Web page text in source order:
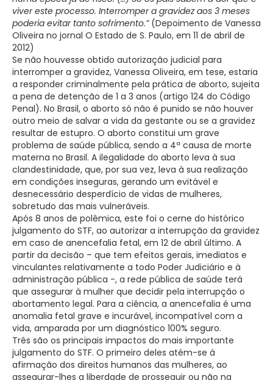
viver este processo. Interromper a gravidez aos 3 meses
poderia evitar tanto sofrimento.”(Depoimento de Vanessa
Oliveira no jornal O Estado de S. Paulo, em 11 de abril de
2012)
Se não houvesse obtido autorização judicial para
interromper a gravidez, Vanessa Oliveira, em tese, estaria
a responder criminalmente pela prática de aborto, sujeita
a pena de detenção de 1 a 3 anos (artigo 124 do Código
Penal). No Brasil, o aborto só não é punido se não houver
outro meio de salvar a vida da gestante ou se a gravidez
resultar de estupro. O aborto constitui um grave
problema de saúde pública, sendo a 4ª causa de morte
materna no Brasil. A ilegalidade do aborto leva à sua
clandestinidade, que, por sua vez, leva à sua realização
em condições inseguras, gerando um evitável e
desnecessário desperdício de vidas de mulheres,
sobretudo das mais vulneráveis.
Após 8 anos de polêmica, este foi o cerne do histórico
julgamento do STF, ao autorizar a interrupção da gravidez
em caso de anencefalia fetal, em 12 de abril último. A
partir da decisão – que tem efeitos gerais, imediatos e
vinculantes relativamente a todo Poder Judiciário e à
administração pública -, a rede pública de saúde terá
que assegurar à mulher que decidir pela interrupção o
abortamento legal. Para a ciência, a anencefalia é uma
anomalia fetal grave e incurável, incompatível com a
vida, amparada por um diagnóstico 100% seguro.
Três são os principais impactos do mais importante
julgamento do STF. O primeiro deles atém-se à
afirmação dos direitos humanos das mulheres, ao
assegurar-lhes a liberdade de prosseguir ou não na